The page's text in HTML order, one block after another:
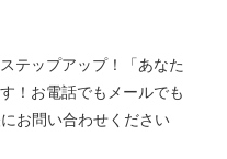
テップアップ！「あなた
！お電話でもメールでも
お問い合わせください